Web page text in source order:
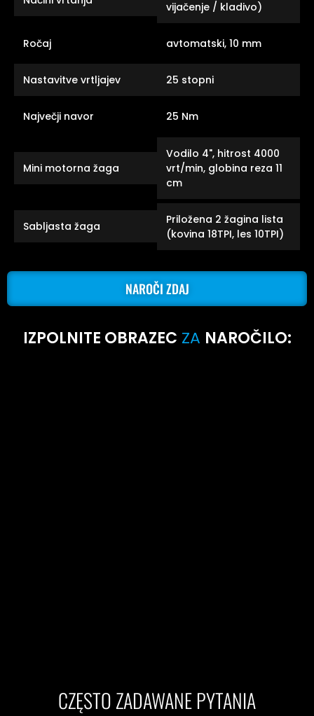
vijačenje / kladivo)
Ročaj avtomatski, 10 mm
Nastavitve vrtljajev 25 stopni
Največji navor 25 Nm
Mini motorna žaga
Vodilo 4", hitrost 4000
vrt/min, globina reza 11
cm
Sabljasta žaga
Priložena 2 žagina lista
(kovina 18TPI, les 10TPI)
NAROČI ZDAJ
IZPOLNITE OBRAZEC ZA NAROČILO:
CZĘSTO ZADAWANE PYTANIA